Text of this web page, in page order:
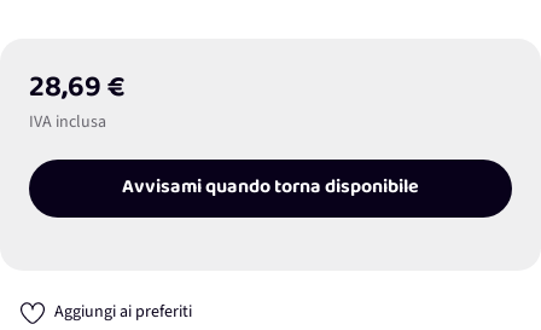
28,69 €
IVA inclusa
Avvisami quando torna disponibile
Aggiungi ai preferiti